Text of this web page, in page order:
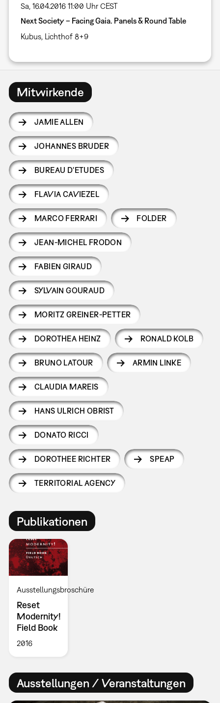
Sa, 16.04.2016 11:00 Uhr CEST
Next Society – Facing Gaia. Panels & Round Table
Kubus, Lichthof 8+9
Mitwirkende
JAMIE ALLEN
JOHANNES BRUDER
BUREAU D'ETUDES
FLAVIA CAVIEZEL
MARCO FERRARI FOLDER
JEAN-MICHEL FRODON
FABIEN GIRAUD
SYLVAIN GOURAUD
MORITZ GREINER-PETTER
DOROTHEA HEINZ RONALD KOLB
BRUNO LATOUR ARMIN LINKE
CLAUDIA MAREIS
HANS ULRICH OBRIST
DONATO RICCI
DOROTHEE RICHTER SPEAP
TERRITORIAL AGENCY
Publikationen
Ausstellungsbroschüre
Reset
Modernity!
Field Book
2016
Ausstellungen / Veranstaltungen